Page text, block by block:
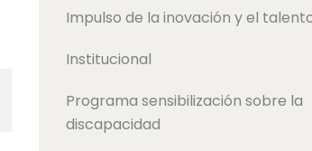
Impulso de la inovación y el
Institucional
Programa sensibilización sobre la
discapacidad